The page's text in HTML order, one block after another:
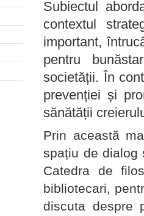
Subiectul
contextul
important,
pentru
societății. În
prevenției și
sănătății
Prin această
spațiu de dialog
Catedra de
bibliotecari,
discuta despre